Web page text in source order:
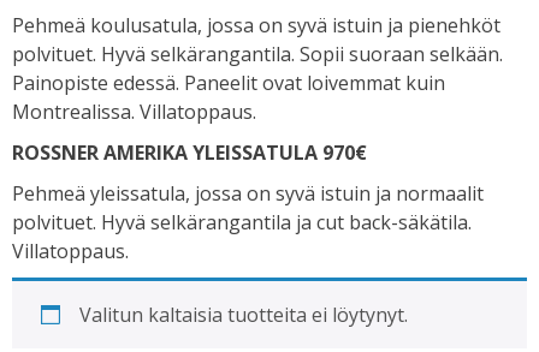
Pehmeä koulusatula, jossa on syvä istuin ja pienehköt
polvituet. Hyvä selkärangantila. Sopii suoraan selkään.
Painopiste edessä. Paneelit ovat loivemmat kuin
Montrealissa. Villatoppaus.
ROSSNER AMERIKA YLEISSATULA 970€
Pehmeä yleissatula, jossa on syvä istuin ja normaalit
polvituet. Hyvä selkärangantila ja cut back-säkätila.
Villatoppaus.
Valitun kaltaisia tuotteita ei löytynyt.